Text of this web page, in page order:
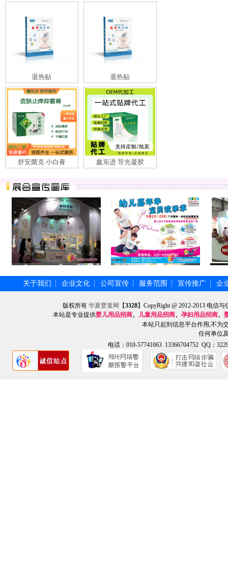
退热贴 退热贴
舒安菌克 小白膏 鑫东进 导光凝胶
关于我们 ┆ 企业文化 ┆ 公司宣传 ┆ 服务范围 ┆ 宣传推广 ┆ 企
版权所有华夏婴童网 【3328】CopyRight @ 2012-2013 电信
本站是专业提供婴儿用品招商、 儿童用品招商、 孕妇用品招商、
本站只起到信息平台作用,不为
任何单位
电话：010-57741063 13366704752 QQ：